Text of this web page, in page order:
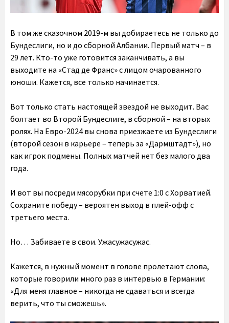
В том же сказочном 2019-м вы добираетесь не только до
Бундеслиги, но и до сборной Албании. Первый матч – в
29 лет. Кто-то уже готовится заканчивать, а вы
выходите на «Стад де Франс» с лицом очарованного
юноши. Кажется, все только начинается.
Вот только стать настоящей звездой не выходит. Вас
болтает во Второй Бундеслиге, в сборной – на вторых
ролях. На Евро-2024 вы снова приезжаете из Бундеслиги
(второй сезон в карьере – теперь за «Дармштадт»), но
как игрок подмены. Полных матчей нет без малого два
года.
И вот вы посреди мясорубки при счете 1:0 с Хорватией.
Сохраните победу – вероятен выход в плей-офф с
третьего места.
Но… Забиваете в свои. Ужасужасужас.
Кажется, в нужный момент в голове пролетают слова,
которые говорили много раз в интервью в Германии:
«Для меня главное – никогда не сдаваться и всегда
верить, что ты сможешь».